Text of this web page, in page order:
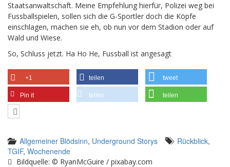
Staatsanwaltschaft. Meine Empfehlung hierfür, Polizei weg bei
Fussballspielen, sollen sich die G-Sportler doch die Köpfe
einschlagen, machen sie eh, ob nun vor dem Stadion oder auf
Wald und Wiese.
So, Schluss jetzt. Ha Ho He, Fussball ist angesagt
+1 teilen tweet
Pin it teilen teilen
Allgemeiner Blödsinn, Underground Storys Rückblick,
TGIF, Wochenende
Bildquelle: © RyanMcGuire / pixabay.com